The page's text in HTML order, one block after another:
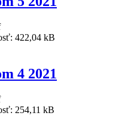
422,04 kB
4 2021
254,11 kB